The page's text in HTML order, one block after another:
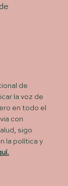
de
la voz de
en todo el
con
sigo
la política y